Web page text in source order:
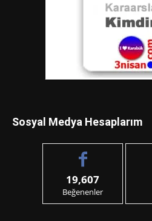
Sosyal Medya Hesaplarım
19,607
Beğenenler